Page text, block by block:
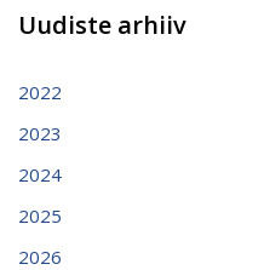
Uudiste arhiiv
2022
2023
2024
2025
2026